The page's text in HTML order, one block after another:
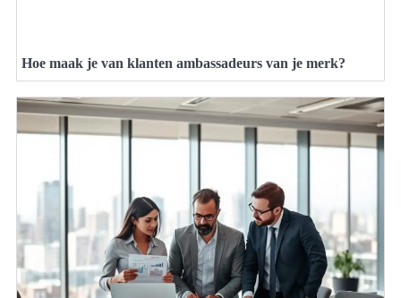
Hoe maak je van klanten ambassadeurs van je merk?